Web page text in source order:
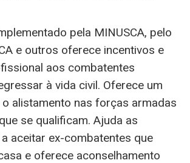
pela MINUSCA, pelo
e outros oferece incentivos e
aos combatentes
à vida civil. Oferece um
alistamento nas forças armadas
se qualificam. Ajuda as
aceitar ex-combatentes que
e oferece aconselhamento